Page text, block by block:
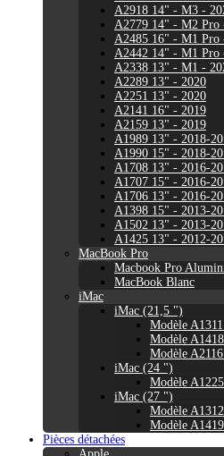
A2918 14" - M3 -
A2779 14" - M2 Pro
A2485 16" - M1 Pro
A2442 14" - M1 Pro
A2338 13" - M1 -
A2289 13" - 2020
A2251 13" - 2020
A2141 16" - 2019
A2159 13" - 2019
A1989 13" - 2018-
A1990 15" - 2018-
A1708 13" - 2016-
A1707 15" - 2016-
A1706 13" - 2016-
A1398 15" - 2013-
A1502 13" - 2013-
A1425 13" - 2012-
MacBook Pro
Macbook Pro
MacBook Blanc
iMac
iMac (21,5 ")
Modèle
Modèle
Modèle
iMac (24 ")
Modèle
iMac (27 ")
Modèle
Modèle
Pièces détachées